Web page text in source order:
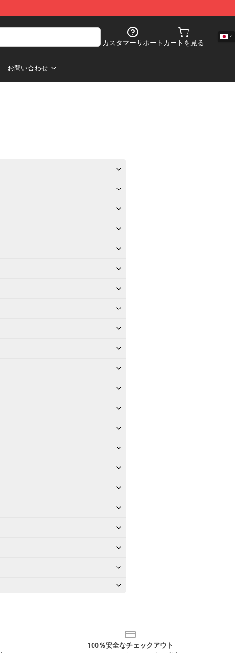
カスタマーサポート カートを見る
お問い合わせ
100％安全なチェックアウト